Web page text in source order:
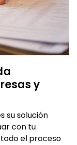
y
su solución
con tu
el proceso